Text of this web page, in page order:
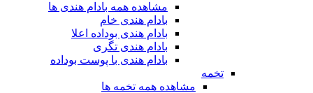
مشاهده همه بادام هندی ها
بادام هندی خام
بادام هندی بوداده اعلا
بادام هندی تگری
بادام هندی با پوست بوداده
تخمه
مشاهده همه تخمه ها